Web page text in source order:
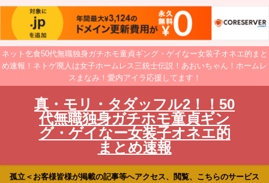
ネット乞食50代無職独身ガチホモ童貞ギング・ゲイなー女装子オネエ的まと
め速報！ネトゲ廃人は女子ホームレス三銃士伝説！あおいちゃん！ホームレ
スまなみ！愛内アイラ応援してます！
真・モリ・タダッフル2！！50
代無職独身ガチホモ童貞ギン
グ・ゲイなー女装子オネエ的
まとめ速報
孤立＜お客様皆様が掲載の記事等へアクセス、閲覧、こちらのサービス